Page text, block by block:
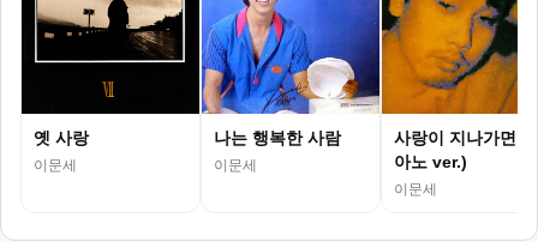
옛 사랑
이문세
나는 행복한 사람
이문세
사랑이 지나가면 (
아노 ver.)
이문세